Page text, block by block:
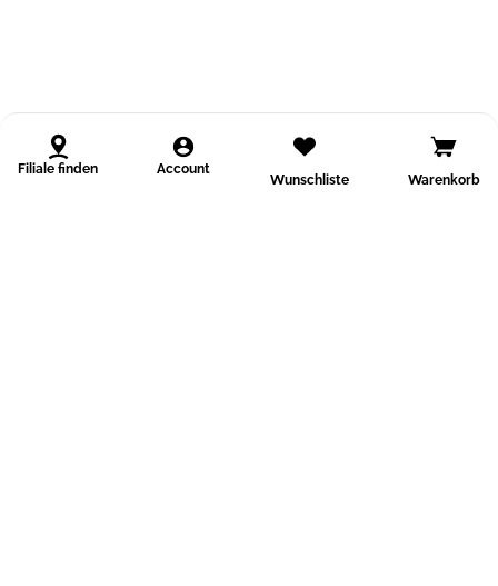
Filiale finden Account
Wunschliste Warenkorb